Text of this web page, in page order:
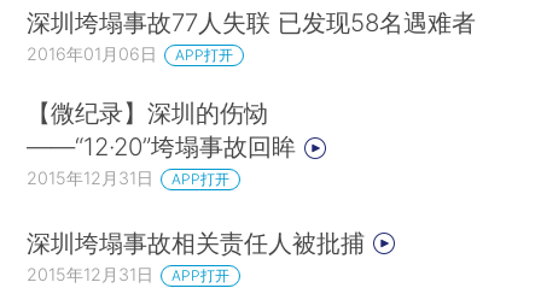
深圳垮塌事故77人失联 已发现58名遇难者
2016年01月06日 APP打开
【微纪录】深圳的伤恸
——“12·20”垮塌事故回眸
2015年12月31日 APP打开
深圳垮塌事故相关责任人被批捕
2015年12月31日 APP打开